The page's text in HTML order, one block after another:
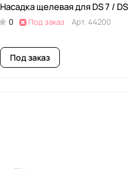
Насадка щелевая для DS 7 /
0 Под заказ Арт. 44200
Под заказ